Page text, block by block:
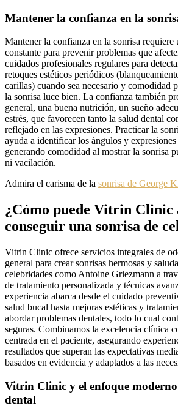
Mantener la confianza en la
Mantener la confianza en la sonrisa requiere
constante para prevenir problemas que
cuidados profesionales regulares para
retoques estéticos periódicos
carillas) cuando sea necesario y comodidad
la sonrisa luce bien. La confianza también
general, una buena nutrición, un sueño
estrés, que favorecen tanto la salud dental
reflejado en las expresiones. Practicar la
ayuda a identificar los ángulos y expresiones
generando comodidad al mostrar la sonrisa
ni vacilación.
Admira el carisma de la sonrisa de George
¿Cómo puede Vitrin Clinic
conseguir una sonrisa de
Vitrin Clinic ofrece servicios integrales de
general para crear sonrisas hermosas y
celebridades como Antoine Griezmann a
de tratamiento personalizada y técnicas
experiencia abarca desde el cuidado
salud bucal hasta mejoras estéticas y
abordar problemas dentales, todo lo cual
seguras. Combinamos la excelencia clínica
centrada en el paciente, asegurando
resultados que superan las expectativas
basados en evidencia y adaptados a las
Vitrin Clinic y el enfoque moderno
dental